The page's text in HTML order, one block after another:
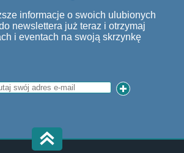
informacje o swoich ulubionych
newslettera już teraz i otrzymaj
i eventach na swoją skrzynkę